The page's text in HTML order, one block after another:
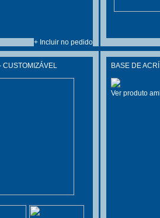
+ Incluir no pedido
CUSTOMIZÁVEL BASE DE
Ver produto